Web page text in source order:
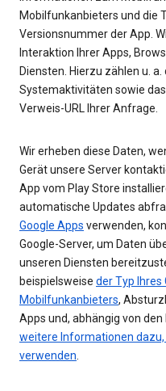
Mobilfunkanbieters und die
Versionsnummer der App.
Interaktion Ihrer Apps,
Diensten. Hierzu zählen u. a.
Systemaktivitäten sowie
Verweis-URL Ihrer Anfrage.
Wir erheben diese Daten,
Gerät unsere Server
App vom Play Store
automatische Updates
Google Apps verwenden,
Google-Server, um Daten
unseren Diensten
beispielsweise der Typ Ihres
Mobilfunkanbieters,
Apps und, abhängig von
weitere Informationen
verwenden.